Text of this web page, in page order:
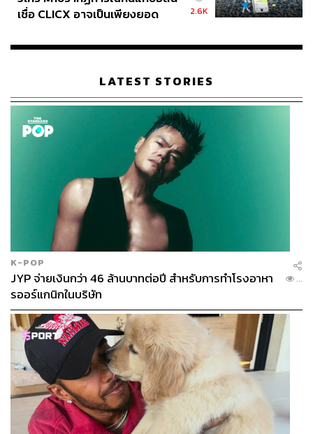
เชื่อ CLICX อาจเป็นเพียงยอด
เรือนไทยที่ถูกซุกไว้
2.6K
LATEST STORIES
K-POP
JYP จ่ายเงินกว่า 46 ล้านบาทต่อปี สำหรับการทำโรงอาหา
รออร์แกนิกในบริษัท
...